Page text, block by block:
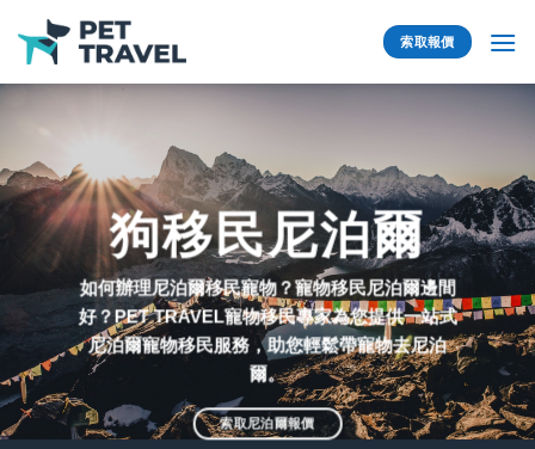
索取報價
狗移民尼泊爾
如何辦理尼泊爾移民寵物？寵物移民尼泊爾邊間
好？PET TRAVEL寵物移民專家為您提供一站式
尼泊爾寵物移民服務，助您輕鬆帶寵物去尼泊
爾。
索取尼泊爾報價